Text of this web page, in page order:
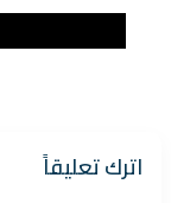
اترك تعليقاً